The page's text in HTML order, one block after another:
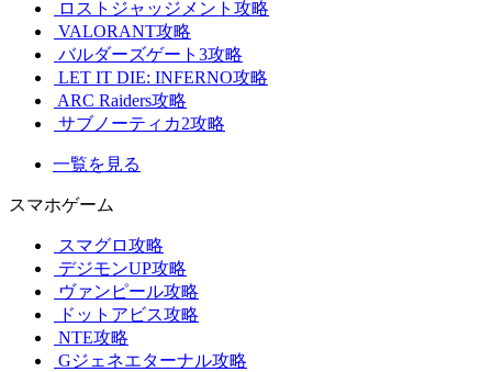
ロストジャッジメント攻略
VALORANT攻略
バルダーズゲート3攻略
LET IT DIE: INFERNO攻略
ARC Raiders攻略
サブノーティカ2攻略
一覧を見る
スマホゲーム
スマグロ攻略
デジモンUP攻略
ヴァンピール攻略
ドットアビス攻略
NTE攻略
Gジェネエターナル攻略